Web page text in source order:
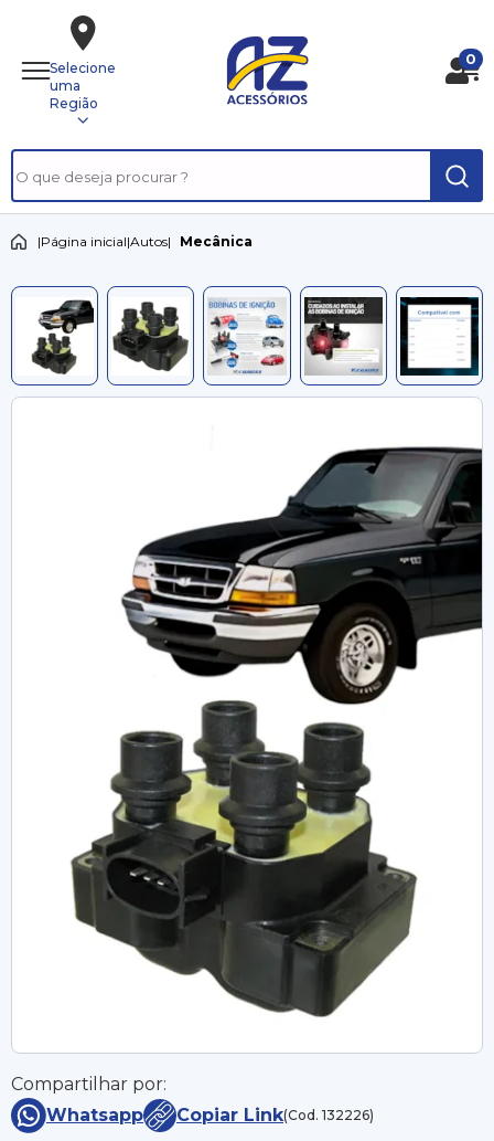
Selecione
uma
Região
0
|Página inicial|Autos| Mecânica
Compartilhar por:
Whatsapp
Copiar Link(Cod. 132226)